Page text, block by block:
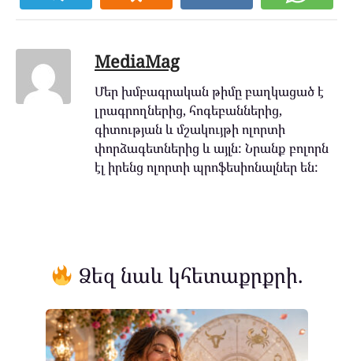
MediaMag
Մեր խմբագրական թիմը բաղկացած է
լրագրողներից, հոգեբաններից,
գիտության և մշակույթի ոլորտի
փորձագետներից և այլն: Նրանք բոլորն
էլ իրենց ոլորտի պրոֆեսիոնալներ են:
Ձեզ նաև կհետաքրքրի.